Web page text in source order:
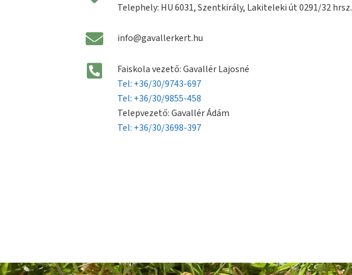
Telephely: HU 6031, Szentkirály, Lakiteleki út 0291/32 hrsz.
info@gavallerkert.hu
Faiskola vezető: Gavallér Lajosné
Tel: +36/30/9743-697
Tel: +36/30/9855-458
Telepvezető: Gavallér Ádám
Tel: +36/30/3698-397